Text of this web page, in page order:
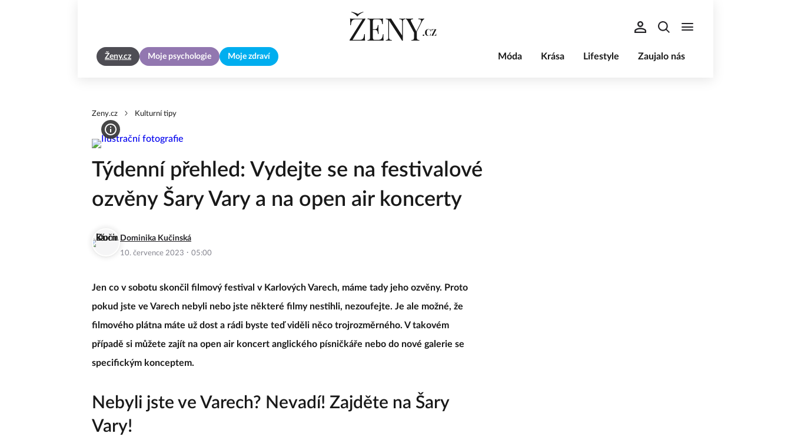
Ženy.cz Moje psychologie Moje zdraví Móda Krása Lifestyle Zaujalo nás
Zeny.cz Kulturní tipy
Týdenní přehled: Vydejte se na festivalové
ozvěny Šary Vary a na open air koncerty
Dominika Kučinská
10. července 2023 · 05:00
Jen co v sobotu skončil filmový festival v Karlových Varech, máme tady jeho ozvěny. Proto
pokud jste ve Varech nebyli nebo jste některé filmy nestihli, nezoufejte. Je ale možné, že
filmového plátna máte už dost a rádi byste teď viděli něco trojrozměrného. V takovém
případě si můžete zajít na open air koncert anglického písničkáře nebo do nové galerie se
specifickým konceptem.
Nebyli jste ve Varech? Nevadí! Zajděte na Šary
Vary!